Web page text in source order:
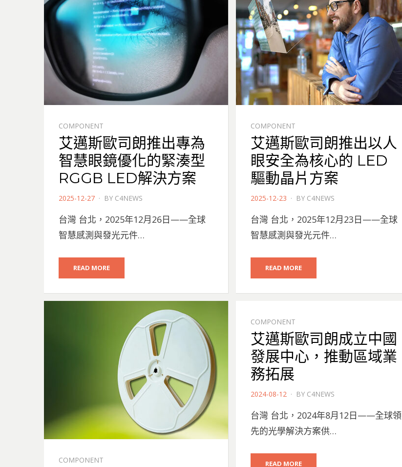
COMPONENT
艾邁斯歐司朗推出專為
智慧眼鏡優化的緊湊型
RGGB LED解決方案
POSTED
2025-12-27 BY C4NEWS
台灣 台北，2025年12月26日——全球
智慧感測與發光元件…
READ MORE
COMPONENT
艾邁斯歐司朗推出以人
眼安全為核心的 LED
驅動晶片方案
POSTED
2025-12-23 BY C4NEWS
台灣 台北，2025年12月23日——全球
智慧感測與發光元件…
READ MORE
COMPONENT
COMPONENT
艾邁斯歐司朗成立中國
發展中心，推動區域業
務拓展
POSTED
2024-08-12 BY C4NEWS
台灣 台北，2024年8月12日——全球領
先的光學解決方案供…
READ MORE